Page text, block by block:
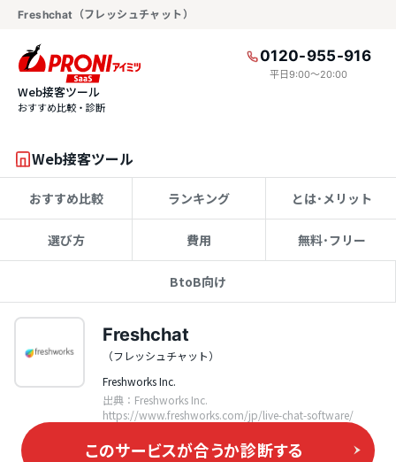
Freshchat（フレッシュチャット）
0120-955-916
平日9:00〜20:00
Web接客ツール
おすすめ比較・診断
Web接客ツール
おすすめ比較 ランキング とは･メリット
選び方 費用 無料･フリー
BtoB向け
Freshchat
（フレッシュチャット）
Freshworks Inc.
出典：Freshworks Inc.
https://www.freshworks.com/jp/live-chat-software/
このサービスが合うか診断する